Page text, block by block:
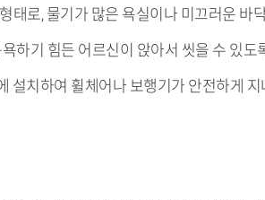
태로, 물기가 많은 욕실이나 미끄러운 바
하기 힘든 어르신이 앉아서 씻을 수 있
설치하여 휠체어나 보행기가 안전하게